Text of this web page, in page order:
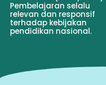
Pembelajaran selalu
relevan dan responsif
terhadap kebijakan
pendidikan nasional.